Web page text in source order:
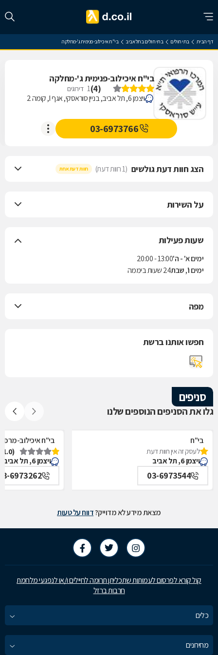
דף הבית בתי חולים בתי חולים בתל אביב בי"ח איכילוב-פנימית ג'-מחלקה
בי"ח איכילוב-פנימית ג'-מחלקה
(
4
)
1 דירוגים
ויצמן 6, תל אביב, בניין סוראסקי, אגף ו', קומה 2
03-6973766
הצג חוות דעת גולשים (1 חוות דעת) חוות דעת אחת
על השירות
שעות פעילות
ימים א' - ה'13:00 - 20:00
ימים ו', שבת24 שעות ביממה
מפה
חפשו אותנו ברשת
סניפים
גלו את הסניפים הנוספים שלנו
בי"ח
איכילוב-אף,אוזן,גרון,ניתוחי-ראש,צוואר,פה,לסתות-מערך,
תל אביב
לעסק זה אין חוות דעת
ויצמן 6, תל אביב
03-6973544
בי"ח איכילוב-
תל אביב
(1.0)
ויצמן 6, תל אביב
6973262
מצאת מידע לא מדוייק?דווח על טעות
קול קורא לפרסום לעמותות שתכליתן תרומה לחיילים ו/או לנפגעי מלחמת
חרבות ברזל
כלים
מחירונים